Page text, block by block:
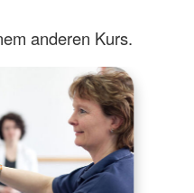
anderen Kurs.